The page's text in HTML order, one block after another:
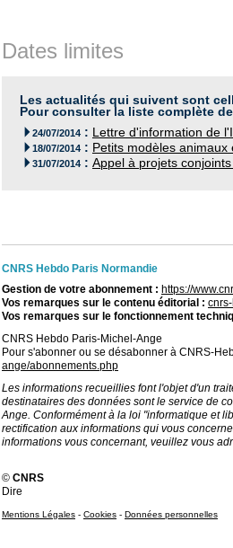
Dates limites
Les actualités qui suivent sont
Pour consulter la liste complète
24/07/2014 : Lettre d'information de
18/07/2014 : Petits modèles
31/07/2014 : Appel à projets
CNRS Hebdo Paris Normandie
Gestion de votre abonnement : https://
Vos remarques sur le contenu éditorial :
Vos remarques sur le fonctionnement
CNRS Hebdo Paris-Michel-Ange
Pour s'abonner ou se désabonner à CNRS-
ange/abonnements.php
Les informations recueillies font l'objet d'un
destinataires des données sont le service de
Ange. Conformément à la loi "informatique et
rectification aux informations qui vous
informations vous concernant, veuillez vous
© CNRS
Dire
Mentions Légales - Cookies - Données personnelles